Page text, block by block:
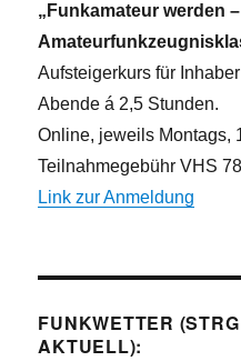
„Funkamateur werden
Aufsteigerkurs für
Abende á 2,5 Stunden.
Online, jeweils Montags,
Teilnahmegebühr VHS
Link zur Anmeldung
FUNKWETTER
AKTUELL):